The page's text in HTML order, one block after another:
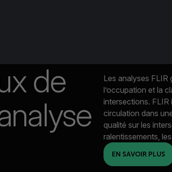
de
Les analyses FLIR
l’occupation et la
intersections. FLIR
circulation dans
qualité sur les
ralentissements,
EN SAVOIR PLUS